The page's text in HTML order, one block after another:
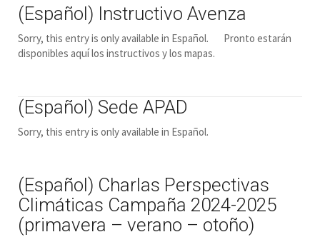
(Español) Instructivo Avenza
Sorry, this entry is only available in Español. Pronto estarán
disponibles aquí los instructivos y los mapas.
(Español) Sede APAD
Sorry, this entry is only available in Español.
(Español) Charlas Perspectivas
Climáticas Campaña 2024-2025
(primavera – verano – otoño)